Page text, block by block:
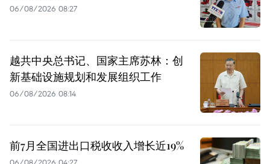
06/08/2026 08:27
越共中央总书记、国家主席苏林：创
新基础设施规划和发展组织工作
06/08/2026 08:14
前7月全国进出口税收收入增长近19%